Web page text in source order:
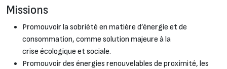
Missions
Promouvoir la sobriété en matière d’énergie et de
consommation, comme solution majeure à la
crise écologique et sociale.
Promouvoir des énergies renouvelables de proximité, les